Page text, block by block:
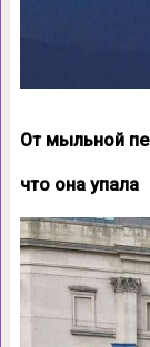
От мыльной
что она упала